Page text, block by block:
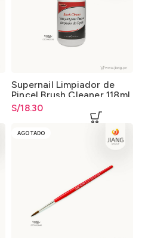
Supernail Limpiador de
Pincel Brush Cleaner 118ml
4oz.
S/18.30
AGOTADO